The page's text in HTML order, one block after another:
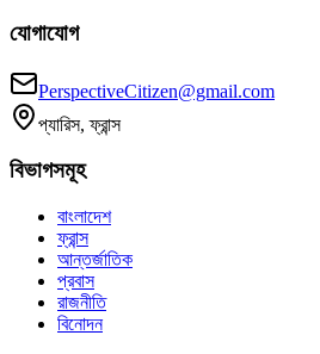
যোগাযোগ
PerspectiveCitizen@gmail.com
প্যারিস, ফ্রান্স
বিভাগসমূহ
বাংলাদেশ
ফ্রান্স
আন্তর্জাতিক
প্রবাস
রাজনীতি
বিনোদন